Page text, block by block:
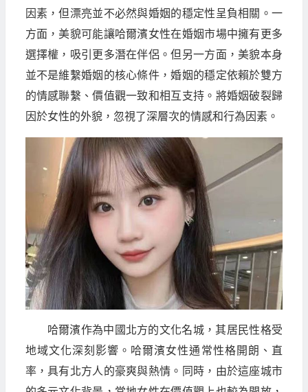
因素，但漂亮並不必然與婚姻的穩定性呈負相關。一
方面，美貌可能讓哈爾濱女性在婚姻市場中擁有更多
選擇權，吸引更多潛在伴侶。但另一方面，美貌本身
並不是維繫婚姻的核心條件，婚姻的穩定依賴於雙方
的情感聯繫、價值觀一致和相互支持。將婚姻破裂歸
因於女性的外貌，忽視了深層次的情感和行為因素。
哈爾濱作為中國北方的文化名城，其居民性格受
地域文化深刻影響。哈爾濱女性通常性格開朗、直
率，具有北方人的豪爽與熱情。同時，由於這座城市